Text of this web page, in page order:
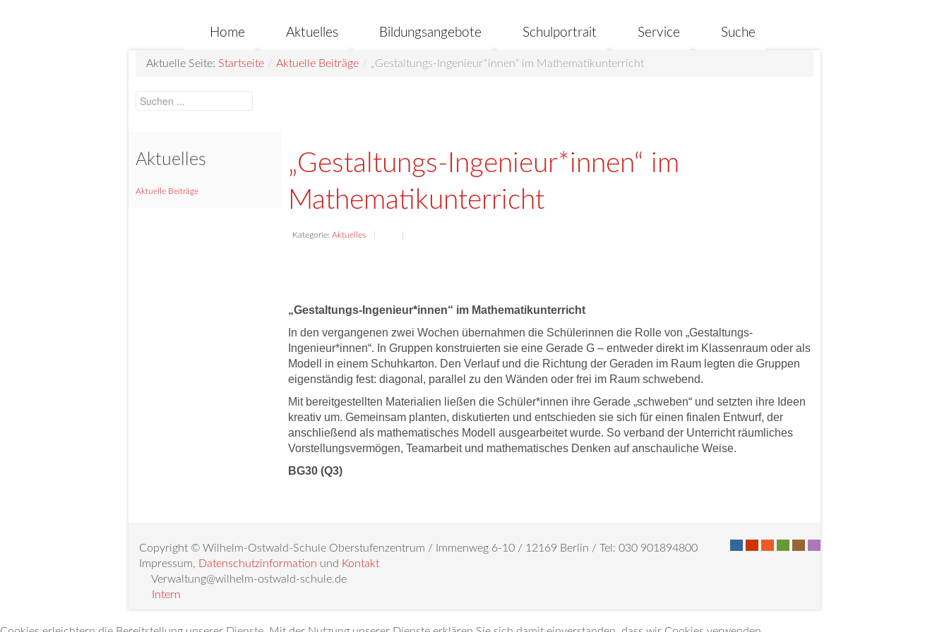
Home Aktuelles Bildungsangebote Schulportrait Service Suche
Aktuelle Seite: Startseite / Aktuelle Beiträge / „Gestaltungs-Ingenieur*innen“ im Mathematikunterricht
Aktuelles
Aktuelle Beiträge
„Gestaltungs-Ingenieur*innen“ im
Mathematikunterricht
Kategorie: Aktuelles
„Gestaltungs-Ingenieur*innen“ im Mathematikunterricht
In den vergangenen zwei Wochen übernahmen die Schülerinnen die Rolle von „Gestaltungs-
Ingenieur*innen“. In Gruppen konstruierten sie eine Gerade G – entweder direkt im Klassenraum oder als
Modell in einem Schuhkarton. Den Verlauf und die Richtung der Geraden im Raum legten die Gruppen
eigenständig fest: diagonal, parallel zu den Wänden oder frei im Raum schwebend.
Mit bereitgestellten Materialien ließen die Schüler*innen ihre Gerade „schweben“ und setzten ihre Ideen
kreativ um. Gemeinsam planten, diskutierten und entschieden sie sich für einen finalen Entwurf, der
anschließend als mathematisches Modell ausgearbeitet wurde. So verband der Unterricht räumliches
Vorstellungsvermögen, Teamarbeit und mathematisches Denken auf anschauliche Weise.
BG30 (Q3)
Copyright © Wilhelm-Ostwald-Schule Oberstufenzentrum / Immenweg 6-10 / 12169 Berlin / Tel: 030 901894800
Impressum, Datenschutzinformation und Kontakt
Verwaltung@wilhelm-ostwald-schule.de
Intern